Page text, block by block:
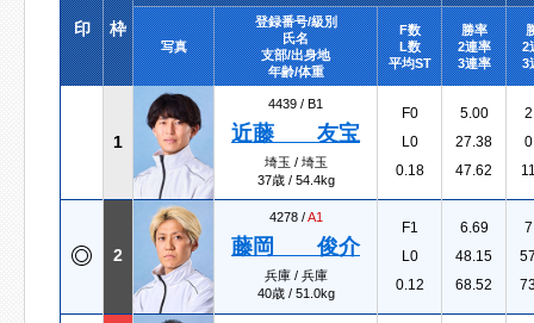
印 枠
写真
登録番号/級別
氏名
支部/出身地
年齢/体重
F数
L数
平均ST
勝率
2連率
3連率
2
3
1
4439 / B1
近藤 友宝
埼玉 / 埼玉
37歳 / 54.4kg
F0
L0
0.18
5.00
27.38
47.62
2
4278 /A1
藤岡 俊介
兵庫 / 兵庫
40歳 / 51.0kg
F1
L0
0.12
6.69
48.15
68.52